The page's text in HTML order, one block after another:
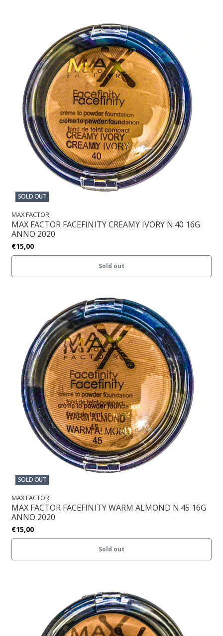
SOLD OUT
MAX FACTOR
MAX FACTOR FACEFINITY CREAMY IVORY N.40 16G
ANNO 2020
€15,00
Sold out
SOLD OUT
MAX FACTOR
MAX FACTOR FACEFINITY WARM ALMOND N.45 16G
ANNO 2020
€15,00
Sold out